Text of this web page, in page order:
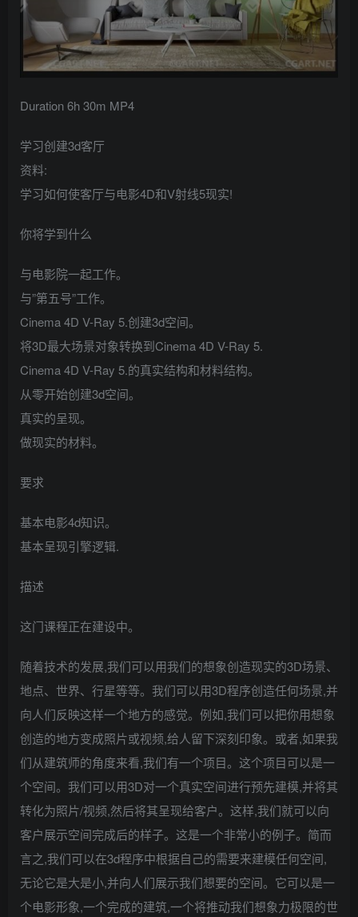
Duration 6h 30m MP4
学习创建3d客厅
资料:
学习如何使客厅与电影4D和V射线5现实!
你将学到什么
与电影院一起工作。
与”第五号”工作。
Cinema 4D V-Ray 5.创建3d空间。
将3D最大场景对象转换到Cinema 4D V-Ray 5.
Cinema 4D V-Ray 5.的真实结构和材料结构。
从零开始创建3d空间。
真实的呈现。
做现实的材料。
要求
基本电影4d知识。
基本呈现引擎逻辑.
描述
这门课程正在建设中。
随着技术的发展,我们可以用我们的想象创造现实的3D场景、
地点、世界、行星等等。我们可以用3D程序创造任何场景,并
向人们反映这样一个地方的感觉。例如,我们可以把你用想象
创造的地方变成照片或视频,给人留下深刻印象。或者,如果我
们从建筑师的角度来看,我们有一个项目。这个项目可以是一
个空间。我们可以用3D对一个真实空间进行预先建模,并将其
转化为照片/视频,然后将其呈现给客户。这样,我们就可以向
客户展示空间完成后的样子。这是一个非常小的例子。简而
言之,我们可以在3d程序中根据自己的需要来建模任何空间,
无论它是大是小,并向人们展示我们想要的空间。它可以是一
个电影形象,一个完成的建筑,一个将推动我们想象力极限的世